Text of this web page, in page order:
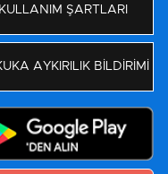
KULLANIM ŞARTLARI
AYKIRILIK BİLDİRİMİ